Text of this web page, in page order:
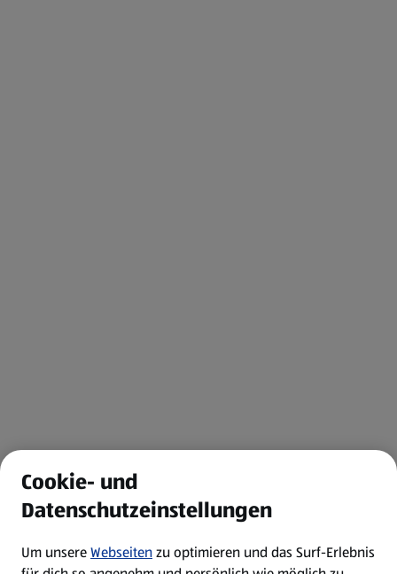
Cookie- und
Datenschutzeinstellungen
Um unsereWebseitenzu optimieren und das Surf-Erlebnis